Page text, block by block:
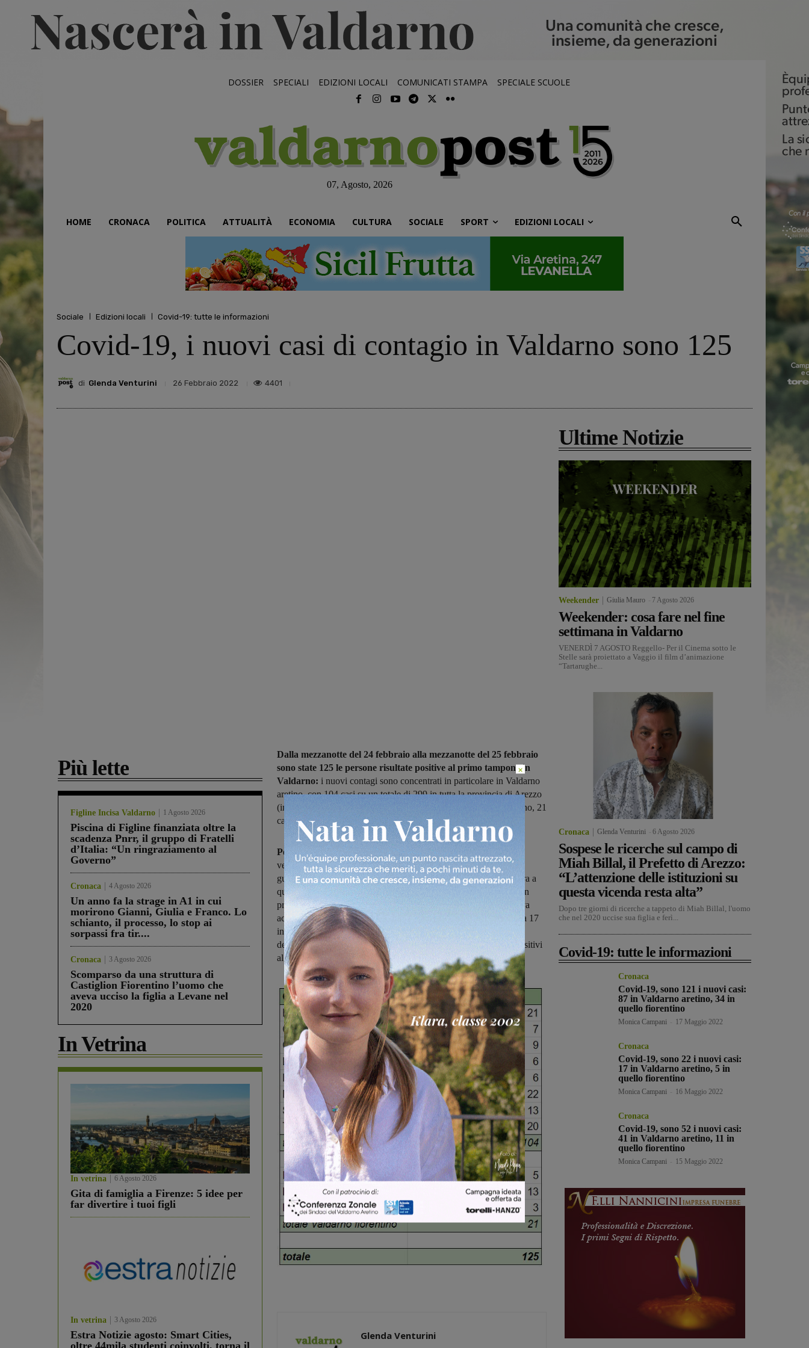
DOSSIER SPECIALI EDIZIONI LOCALI COMUNICATI STAMPA SPECIALE SCUOLE
07, Agosto, 2026
HOME CRONACA POLITICA ATTUALITÀ ECONOMIA CULTURA SOCIALE SPORT EDIZIONI LOCALI
Sociale Edizioni locali Covid-19: tutte le informazioni
Covid-19, i nuovi casi di contagio in Valdarno sono 125
di Glenda Venturini 26 Febbraio 2022 4401
Più lette
Figline Incisa Valdarno 1 Agosto 2026
Piscina di Figline finanziata oltre la
scadenza Pnrr, il gruppo di Fratelli
d’Italia: “Un ringraziamento al
Governo”
Cronaca 4 Agosto 2026
Un anno fa la strage in A1 in cui
morirono Gianni, Giulia e Franco. Lo
schianto, il processo, lo stop ai
sorpassi fra tir....
Cronaca 3 Agosto 2026
Scomparso da una struttura di
Castiglion Fiorentino l’uomo che
aveva ucciso la figlia a Levane nel
2020
In Vetrina
In vetrina 6 Agosto 2026
Gita di famiglia a Firenze: 5 idee per
far divertire i tuoi figli
In vetrina 3 Agosto 2026
Estra Notizie agosto: Smart Cities,
Dalla mezzanotte del 24 febbraio alla mezzanotte del 25 febbraio
sono state 125 le persone risultate positive al primo tampone in
Valdarno: i nuovi contagi sono concentrati in particolare in Valdarno
aretino, con 104 casi su un totale di 299 in tutta la provincia di Arezzo
(individuati eseguendo 2194 tamponi); meno in Valdarno fiorentino, 21
casi su un totale di 465 in tutta la provincia di Firenze.
Per quanto riguarda gli altri dati del giorno: nelle ultime
ventiquattro ore in provincia di Arezzo ci sono state anche 420
guarigioni, e quindi il dato degli attualmente positivi scende ancora a
quota 3655; i contatti stretti in carico alla Asl Sud Est sono 1078 in
provincia di Arezzo. All’ospedale San Donato
la terapia intensiva
accoglie al momento 5 pazienti covid, il reparto dedicato ne ospita 17
in bolla.Alla Gruccia, infine, ci sono 3 persone nella degenza
dedicata a pazienti entrati in ospedale per altri motivi e risultati positivi
al tampone.
Glenda Venturini
Ultime Notizie
Weekender Giulia Mauro 7 Agosto 2026
Weekender: cosa fare nel fine
settimana in Valdarno
VENERDÌ 7 AGOSTO Reggello- Per il Cinema sotto le
Stelle sarà proiettato a Vaggio il film d’animazione
“Tartarughe...
Cronaca Glenda Venturini 6 Agosto 2026
Sospese le ricerche sul campo di
Miah Billal, il Prefetto di Arezzo:
“L’attenzione delle istituzioni su
questa vicenda resta alta”
Dopo tre giorni di ricerche a tappeto di Miah Billal, l'uomo
che nel 2020 uccise sua figlia e ferì...
Covid-19: tutte le informazioni
Cronaca
Covid-19, sono 121 i nuovi casi:
87 in Valdarno aretino, 34 in
quello fiorentino
Monica Campani 17 Maggio 2022
Cronaca
Covid-19, sono 22 i nuovi casi:
17 in Valdarno aretino, 5 in
quello fiorentino
Monica Campani 16 Maggio 2022
Cronaca
Covid-19, sono 52 i nuovi casi:
41 in Valdarno aretino, 11 in
quello fiorentino
Monica Campani 15 Maggio 2022
×